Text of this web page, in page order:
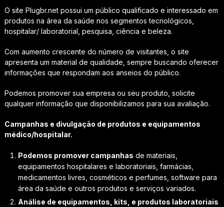
O site Plugbr.net possui um público qualificado e interessado em
produtos na área da saúde nos segmentos tecnológicos,
hospitalar/ laboratorial, pesquisa, ciência e beleza.
Com aumento crescente do número de visitantes, o site
apresenta um material de qualidade, sempre buscando oferecer
informações que respondam aos anseios do público.
Podemos promover sua empresa ou seu produto, solicite
qualquer informação que disponibilizamos para sua avaliação.
Campanhas e divulgação de produtos e equipamentos
médico/hospitalar.
Podemos promover campanhas de materiais,
equipamentos hospitalares e laboratoriais, farmácias,
medicamentos livres, cosméticos e perfumes, software para
área da saúde e outros produtos e serviços variados.
Análise de equipamentos, kits, e produtos laboratoriais